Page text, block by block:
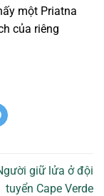
một Priatna
của riêng
giữ lửa ở đội
tuyển Cape Verde